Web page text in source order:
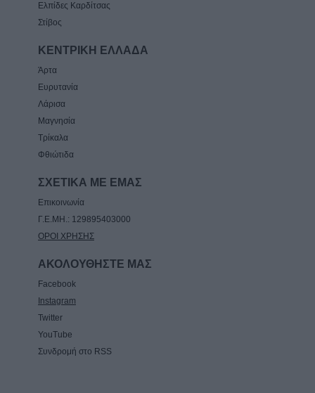
Ελπίδες Καρδίτσας
Στίβος
ΚΕΝΤΡΙΚΗ ΕΛΛΑΔΑ
Άρτα
Ευρυτανία
Λάρισα
Μαγνησία
Τρίκαλα
Φθιώτιδα
ΣΧΕΤΙΚΑ ΜΕ ΕΜΑΣ
Επικοινωνία
Γ.Ε.ΜΗ.: 129895403000
ΟΡΟΙ ΧΡΗΣΗΣ
ΑΚΟΛΟΥΘΗΣΤΕ ΜΑΣ
Facebook
Instagram
Twitter
YouTube
Συνδρομή στο RSS